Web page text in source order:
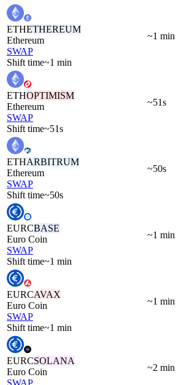
ETHETHEREUM
Ethereum
SWAP
Shift time~1 min
~1 min
ETHOPTIMISM
Ethereum
SWAP
Shift time~51s
~51s
ETHARBITRUM
Ethereum
SWAP
Shift time~50s
~50s
EURCBASE
Euro Coin
SWAP
Shift time~1 min
~1 min
EURCAVAX
Euro Coin
SWAP
Shift time~1 min
~1 min
EURCSOLANA
Euro Coin
SWAP
~2 min